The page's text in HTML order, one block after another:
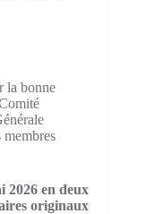
la bonne
2026 en deux
originaux